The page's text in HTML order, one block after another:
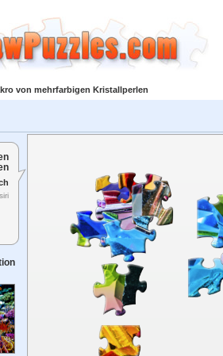
von mehrfarbigen Kristallperlen